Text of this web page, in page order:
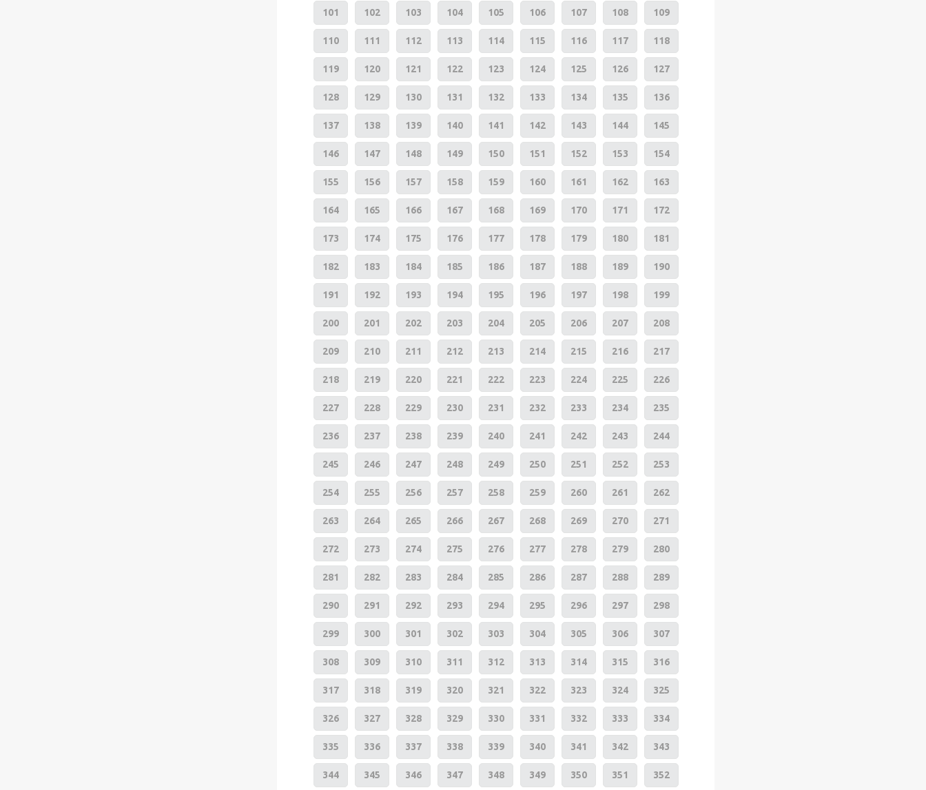
101 102 103 104 105 106 107 108 109
110 111 112 113 114 115 116 117 118
119 120 121 122 123 124 125 126 127
128 129 130 131 132 133 134 135 136
137 138 139 140 141 142 143 144 145
146 147 148 149 150 151 152 153 154
155 156 157 158 159 160 161 162 163
164 165 166 167 168 169 170 171 172
173 174 175 176 177 178 179 180 181
182 183 184 185 186 187 188 189 190
191 192 193 194 195 196 197 198 199
200 201 202 203 204 205 206 207 208
209 210 211 212 213 214 215 216 217
218 219 220 221 222 223 224 225 226
227 228 229 230 231 232 233 234 235
236 237 238 239 240 241 242 243 244
245 246 247 248 249 250 251 252 253
254 255 256 257 258 259 260 261 262
263 264 265 266 267 268 269 270 271
272 273 274 275 276 277 278 279 280
281 282 283 284 285 286 287 288 289
290 291 292 293 294 295 296 297 298
299 300 301 302 303 304 305 306 307
308 309 310 311 312 313 314 315 316
317 318 319 320 321 322 323 324 325
326 327 328 329 330 331 332 333 334
335 336 337 338 339 340 341 342 343
344 345 346 347 348 349 350 351 352